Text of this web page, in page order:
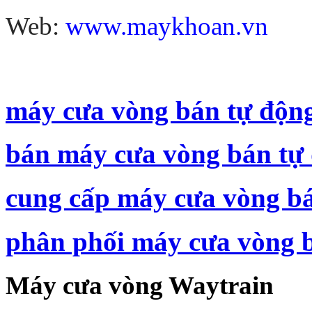
Web: www.maykhoan.vn
máy cưa vòng bán tự
bán máy cưa vòng bán
cung cấp máy cưa vòng
phân phối máy cưa vòng
Máy cưa vòng Waytrain